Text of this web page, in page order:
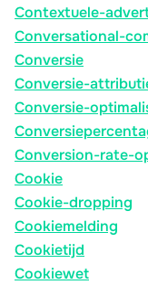
Contextuele-
Conversational-
Conversie
Conversie-
Conversie-
Conversion-rate-
Cookie
Cookie-dropping
Cookiemelding
Cookietijd
Cookiewet